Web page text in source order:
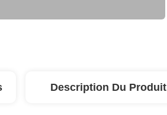
Description Du Produit